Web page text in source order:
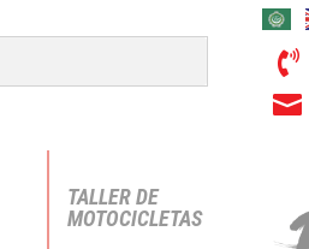


TALLER DE
MOTOCICLETAS